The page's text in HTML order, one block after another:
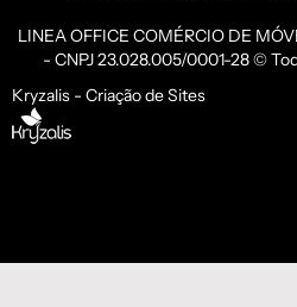
LINEA OFFICE COMÉRCIO DE
- CNPJ 23.028.005/0001-28 ©
Kryzalis - Criação de Sites